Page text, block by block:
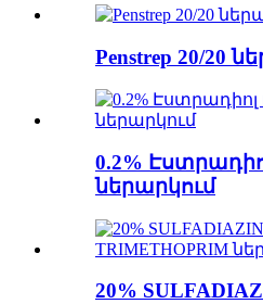
Penstrep 20/20
0.2%
ներարկում
20%